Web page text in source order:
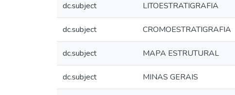
dc.subject LITOESTRATIGRAFIA
dc.subject CROMOESTRATIGRAFIA
dc.subject MAPA ESTRUTURAL
dc.subject MINAS GERAIS